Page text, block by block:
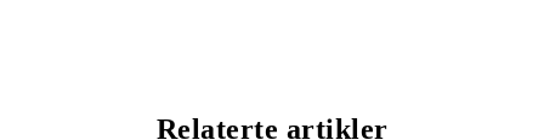
Relaterte artikler